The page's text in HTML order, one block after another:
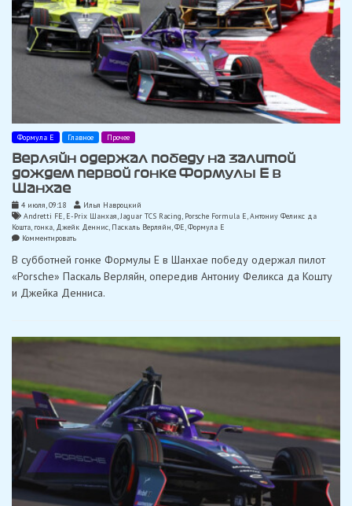
Формула Е Главное Прочее
Верляйн одержал победу на залитой
дождем первой гонке Формулы E в
Шанхае
4 июля, 09:18
Илья Навроцкий
Andretti FE, E-Prix Шанхая,Jaguar TCS Racing, Porsche Formula E,Антониу Феликс да
Кошта, гонка, Джейк Деннис, Паскаль Верляйн,ФЕ,Формула Е
Комментироватьon
одержал
на
залитой
Формулы
В субботней гонке Формулы E в Шанхае победу одержал пилот
«Porsche» Паскаль Верляйн, опередив Антониу Феликса да Кошту
и Джейка Денниса.